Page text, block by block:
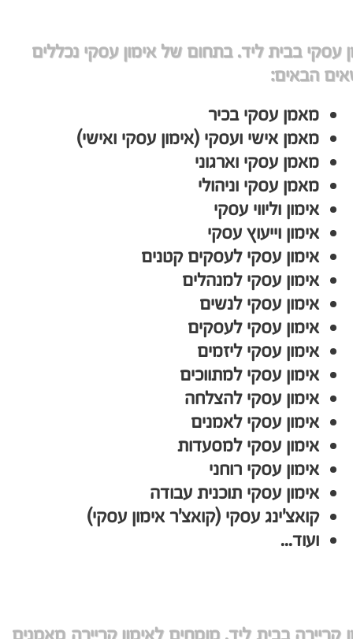
עסקי בבית ליד. בתחום של אימון עסקי נכללים
הבאים:
מאמן עסקי בכיר
מאמן אישי ועסקי (אימון עסקי ואישי)
מאמן עסקי וארגוני
מאמן עסקי וניהולי
אימון וליווי עסקי
אימון וייעוץ עסקי
אימון עסקי לעסקים קטנים
אימון עסקי למנהלים
אימון עסקי לנשים
אימון עסקי לעסקים
אימון עסקי ליזמים
אימון עסקי למתווכים
אימון עסקי להצלחה
אימון עסקי לאמנים
אימון עסקי למסעדות
אימון עסקי רוחני
אימון עסקי תוכנית עבודה
קואצ'ינג עסקי (קואצ'ר אימון עסקי)
ועוד...